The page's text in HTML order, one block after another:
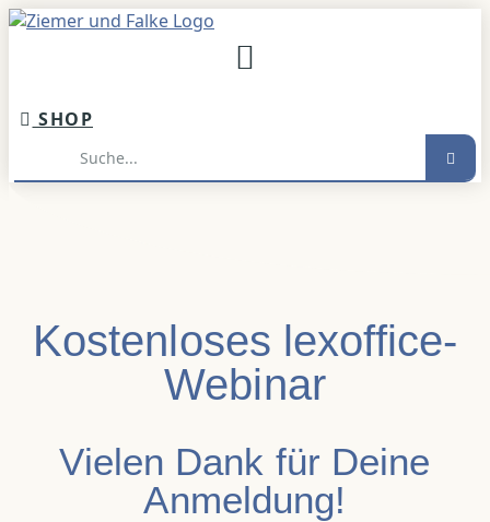
Inhalt
springen
SHOP
Kostenloses lexoffice-
Webinar
Vielen Dank für Deine
Anmeldung!